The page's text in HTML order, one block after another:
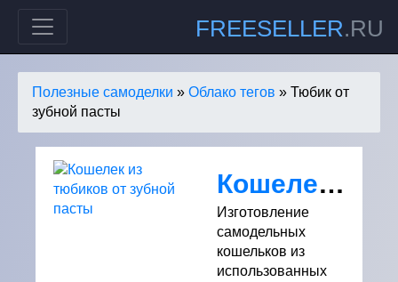
FREESELLER.RU
Полезные самоделки » Облако тегов » Тюбик от
зубной пасты
Кошелек из тюбиков от зубной пасты
Изготовление
самодельных
кошельков из
использованных